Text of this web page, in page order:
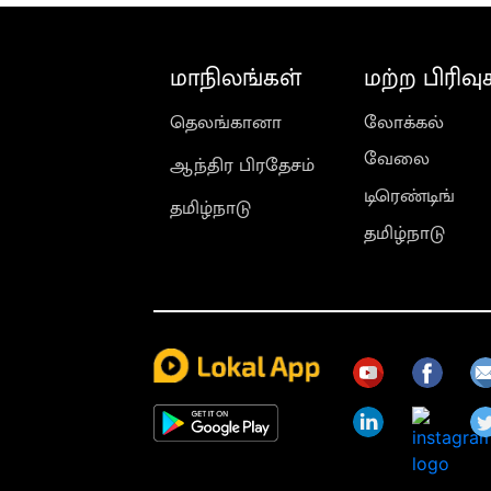
மாநிலங்கள்
தெலங்கானா
ஆந்திர பிரதேசம்
தமிழ்நாடு
மற்ற
லோக்கல்
வேலை
டிரெண்டிங்
தமிழ்நாடு